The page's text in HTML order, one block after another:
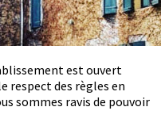
est ouvert
respect des règles en
sommes ravis de pouvoir